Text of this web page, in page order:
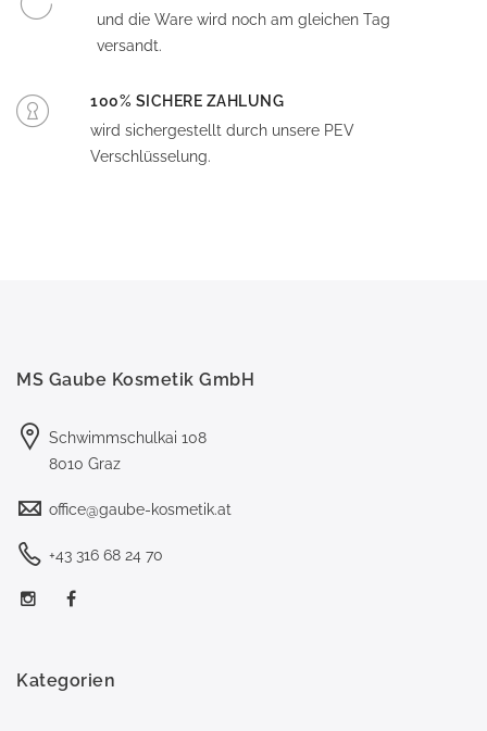
und die Ware wird noch am gleichen Tag
versandt.
100% SICHERE ZAHLUNG
wird sichergestellt durch unsere PEV
Verschlüsselung.
MS Gaube Kosmetik GmbH
Schwimmschulkai 108
8010 Graz
office@gaube-kosmetik.at
+43 316 68 24 70
Kategorien